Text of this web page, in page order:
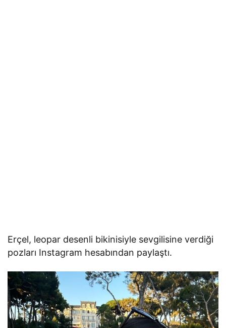
Erçel, leopar desenli bikinisiyle sevgilisine verdiği
pozları Instagram hesabından paylaştı.